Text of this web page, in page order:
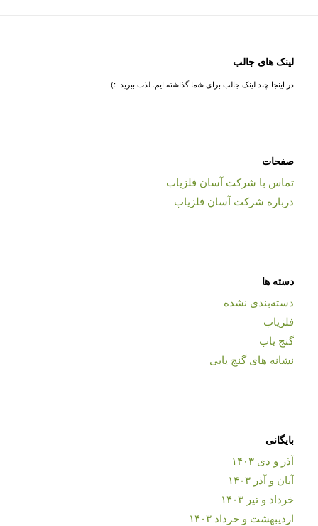
لینک های جالب
در اینجا چند لینک جالب برای شما گذاشته ایم. لذت ببرید! :)
صفحات
تماس با شرکت آسان فلزیاب
درباره شرکت آسان فلزیاب
دسته ها
دسته‌بندی نشده
فلزیاب
گنج یاب
نشانه های گنج یابی
بایگانی
آذر و دی ۱۴۰۳
آبان و آذر ۱۴۰۳
خرداد و تیر ۱۴۰۳
اردیبهشت و خرداد ۱۴۰۳